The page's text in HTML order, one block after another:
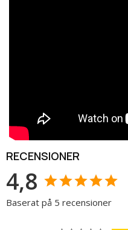
RECENSIONER
4,8
Baserat på 5 recensioner